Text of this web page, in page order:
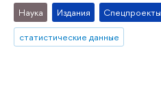
Наука Издания Спецпроекты
статистические данные